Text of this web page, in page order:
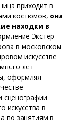
приходит в
костюмов, она
находки в
Экстер
в московском
искусстве
лет
оформляя
сценографии
искусства в
по занятиям в